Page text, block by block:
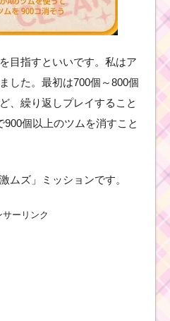
目指すといいです。私はア
した。最初は700個～800個
、繰り返しプレイすること
個以上のツムを消すこと
ムズ」ミッションです。
サーリンク